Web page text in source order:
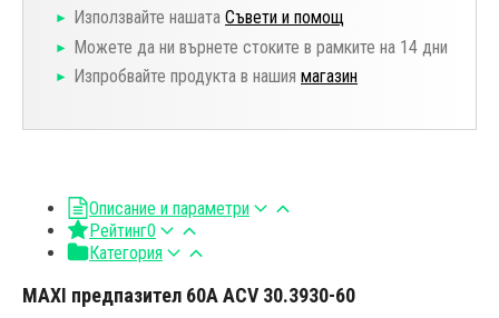
Използвайте нашата Съвети и помощ
Можете да ни върнете стоките в рамките на 14 дни
Изпробвайте продукта в нашия магазин
Описание и параметри
Рейтинг0
Категория
MAXI предпазител 60A ACV 30.3930-60